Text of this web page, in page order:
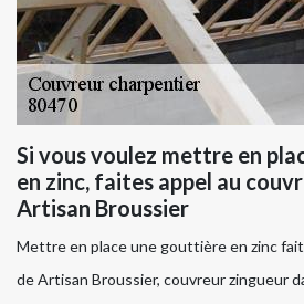
Si vous voulez mettre en
en zinc, faites appel au
Artisan Broussier
Mettre en place une gouttière en zinc
de Artisan Broussier, couvreur zingueur